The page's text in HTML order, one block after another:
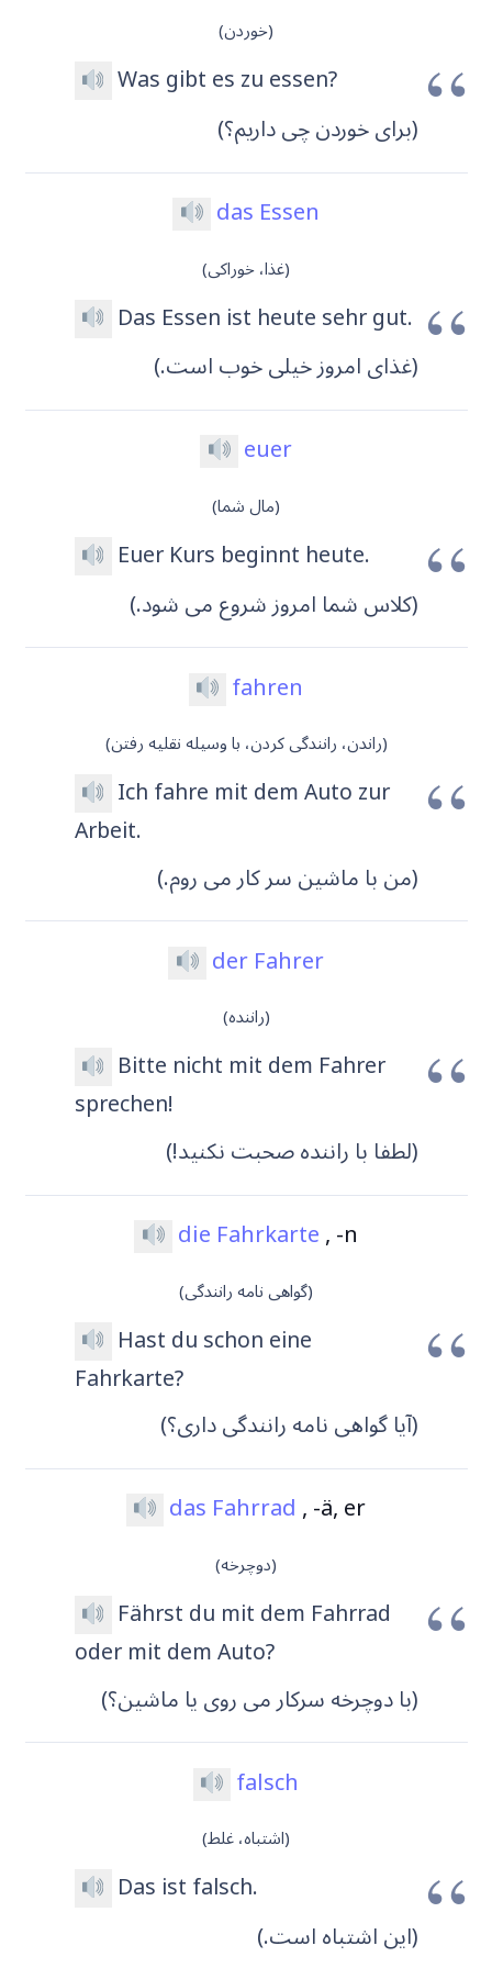
(خوردن)
Was gibt es zu essen?
(برای خوردن چی داریم؟)
das Essen
(غذا، خوراکی)
Das Essen ist heute sehr gut.
(غذای امروز خیلی خوب است.)
euer
(مال شما)
Euer Kurs beginnt heute.
(کلاس شما امروز شروع می شود.)
fahren
(راندن، رانندگی کردن، با وسیله نقلیه رفتن)
Ich fahre mit dem Auto zur
Arbeit.
(من با ماشین سر کار می روم.)
der Fahrer
(راننده)
Bitte nicht mit dem Fahrer
sprechen!
(لطفا با راننده صحبت نکنید!)
die Fahrkarte, -n
(گواهی نامه رانندگی)
Hast du schon eine
Fahrkarte?
(آیا گواهی نامه رانندگی داری؟)
das Fahrrad, -ä, er
(دوچرخه)
Fährst du mit dem Fahrrad
oder mit dem Auto?
(با دوچرخه سرکار می روی یا ماشین؟)
falsch
(اشتباه، غلط)
Das ist falsch.
(این اشتباه است.)